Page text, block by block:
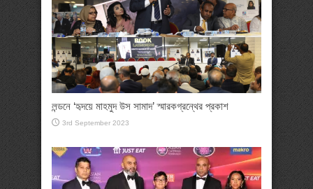
লন্ডনে ‘হৃদয়ে মাহমুদ উস সামাদ’ স্মারকগ্রন্থের প্রকাশ
3rd September 2023